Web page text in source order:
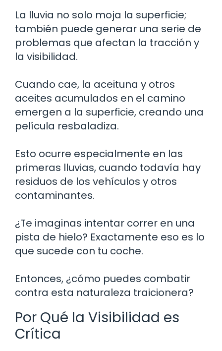
La lluvia no solo moja la superficie;
también puede generar una serie de
problemas que afectan la tracción y
la visibilidad.
Cuando cae, la aceituna y otros
aceites acumulados en el camino
emergen a la superficie, creando una
película resbaladiza.
Esto ocurre especialmente en las
primeras lluvias, cuando todavía hay
residuos de los vehículos y otros
contaminantes.
¿Te imaginas intentar correr en una
pista de hielo? Exactamente eso es lo
que sucede con tu coche.
Entonces, ¿cómo puedes combatir
contra esta naturaleza traicionera?
Por Qué la Visibilidad es
Crítica